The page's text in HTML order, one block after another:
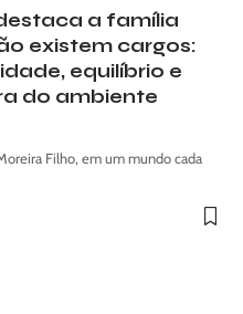
a família
existem cargos:
equilíbrio e
do ambiente
Filho, em um mundo cada